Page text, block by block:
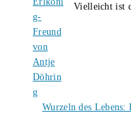
Vielleicht ist
Wurzeln des